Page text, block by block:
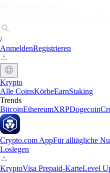
/
AnmeldenRegistrieren
Krypto
Alle CoinsKörbeEarnStaking
Trends
BitcoinEthereumXRPDogecoin
Crypto.com AppFür alltägliche
Loslegen
KryptoVisa Prepaid-KarteLevel